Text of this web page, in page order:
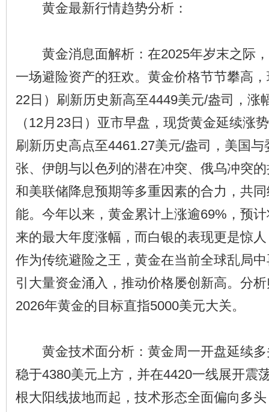
黄金最新行情趋势分析：
黄金消息面解析：在2025年岁末之际，
一场避险资产的狂欢。黄金价格节节攀高
22日）刷新历史新高至4449美元/盎司，涨
（12月23日）亚市早盘，现货黄金延续涨
刷新历史高点至4461.27美元/盎司，美国
张、伊朗与以色列的潜在冲突、俄乌冲突
和美联储降息预期等多重因素的合力，共
能。今年以来，黄金累计上涨逾69%，预
来的最大年度涨幅，而白银的表现更是惊
作为传统避险之王，黄金在当前全球乱局
引大量资金涌入，推动价格屡创新高。分
2026年黄金的目标直指5000美元大关。
黄金技术面分析：黄金周一开盘延续多
稳于4380美元上方，并在4420一线展开震
根大阳线拔地而起，技术形态全面偏向多